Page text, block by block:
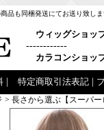
品も同梱発送にてお送り致し
ウィッグショッ
------------
カラコンショッ
特定商取引法表記
> 長さから選ぶ【スーパ